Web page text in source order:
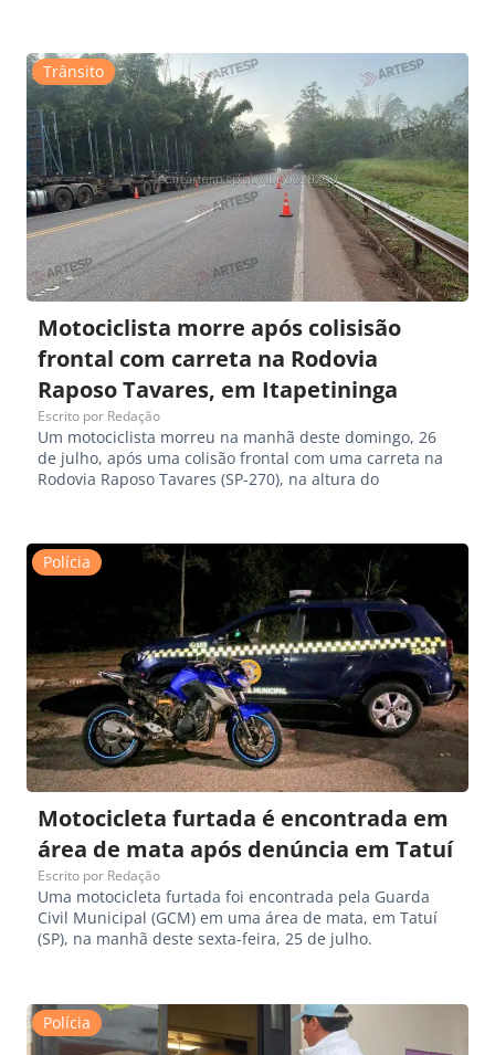
Trânsito
Motociclista morre após colisisão
frontal com carreta na Rodovia
Raposo Tavares, em Itapetininga
Escrito por Redação
Um motociclista morreu na manhã deste domingo, 26
de julho, após uma colisão frontal com uma carreta na
Rodovia Raposo Tavares (SP-270), na altura do
Polícia
Motocicleta furtada é encontrada em
área de mata após denúncia em Tatuí
Escrito por Redação
Uma motocicleta furtada foi encontrada pela Guarda
Civil Municipal (GCM) em uma área de mata, em Tatuí
(SP), na manhã deste sexta-feira, 25 de julho.
Polícia